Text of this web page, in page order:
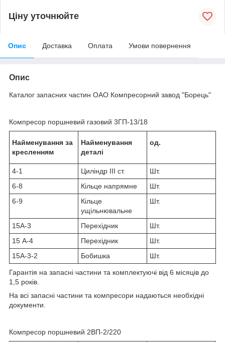
Ціну уточнюйте
Опис Доставка Оплата Умови повернення
Опис
Каталог запасних частин ОАО Компресорний завод "Борець"
Компресор поршневий газовий 3ГП-13/18
Найменування за
кресленням
Найменування
деталі
од.
4-1 Циліндр III ст.
Шт.
6-8
Кільце напрямне
Шт.
6-9
Кільце
ущільнювальне
Шт.
15А-3 Перехідник
Шт.
15 А-4
Перехідник
Шт.
15А-3-2
Бобишка Шт.
Гарантія на запасні частини та комплектуючі від 6 місяців до
1,5 років.
На всі запасні частини та компресори надаються необхідні
документи.
Компресор поршневий 2ВП-2/220